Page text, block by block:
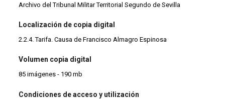
Archivo del Tribunal Militar Territorial Segundo de Sevilla
Localización de copia digital
2.2.4. Tarifa. Causa de Francisco Almagro Espinosa
Volumen copia digital
85 imágenes - 190 mb
Condiciones de acceso y utilización